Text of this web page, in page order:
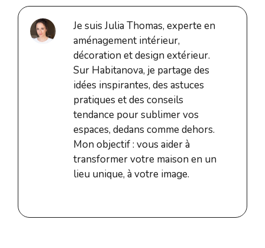
Je suis Julia Thomas, experte en
aménagement intérieur,
décoration et design extérieur.
Sur Habitanova, je partage des
idées inspirantes, des astuces
pratiques et des conseils
tendance pour sublimer vos
espaces, dedans comme dehors.
Mon objectif : vous aider à
transformer votre maison en un
lieu unique, à votre image.